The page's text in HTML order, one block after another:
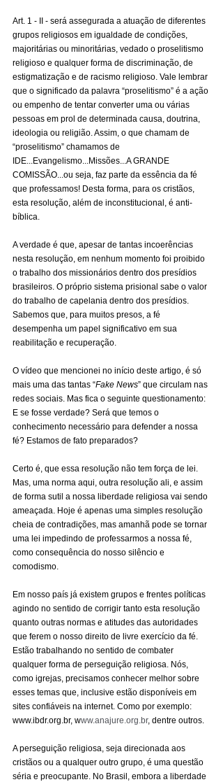
Art. 1 - II - será assegurada a atuação de diferentes
grupos religiosos em igualdade de condições,
majoritárias ou minoritárias, vedado o proselitismo
religioso e qualquer forma de discriminação, de
estigmatização e de racismo religioso. Vale lembrar
que o significado da palavra “proselitismo” é a ação
ou empenho de tentar converter uma ou várias
pessoas em prol de determinada causa, doutrina,
ideologia ou religião. Assim, o que chamam de
“proselitismo” chamamos de
IDE...Evangelismo...Missões...A GRANDE
COMISSÃO...ou seja, faz parte da essência da fé
que professamos! Desta forma, para os cristãos,
esta resolução, além de inconstitucional, é anti-
bíblica.
A verdade é que, apesar de tantas incoerências
nesta resolução, em nenhum momento foi proibido
o trabalho dos missionários dentro dos presídios
brasileiros. O próprio sistema prisional sabe o valor
do trabalho de capelania dentro dos presídios.
Sabemos que, para muitos presos, a fé
desempenha um papel significativo em sua
reabilitação e recuperação.
O vídeo que mencionei no início deste artigo, é só
mais uma das tantas “Fake News” que circulam nas
redes sociais. Mas fica o seguinte questionamento:
E se fosse verdade? Será que temos o
conhecimento necessário para defender a nossa
fé? Estamos de fato preparados?
Certo é, que essa resolução não tem força de lei.
Mas, uma norma aqui, outra resolução ali, e assim
de forma sutil a nossa liberdade religiosa vai sendo
ameaçada. Hoje é apenas uma simples resolução
cheia de contradições, mas amanhã pode se tornar
uma lei impedindo de professarmos a nossa fé,
como consequência do nosso silêncio e
comodismo.
Em nosso país já existem grupos e frentes políticas
agindo no sentido de corrigir tanto esta resolução
quanto outras normas e atitudes das autoridades
que ferem o nosso direito de livre exercício da fé.
Estão trabalhando no sentido de combater
qualquer forma de perseguição religiosa. Nós,
como igrejas, precisamos conhecer melhor sobre
esses temas que, inclusive estão disponíveis em
sites confiáveis na internet. Como por exemplo:
www.ibdr.org.br, www.anajure.org.br, dentre outros.
A perseguição religiosa, seja direcionada aos
cristãos ou a qualquer outro grupo, é uma questão
séria e preocupante. No Brasil, embora a liberdade